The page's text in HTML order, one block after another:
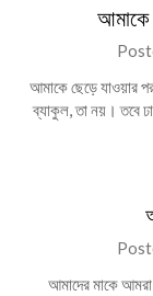
আমাকে
আমাকে ছেড়ে যাওয়ার
ব্যাকুল, তা নয়। তবে
আমাদের মাকে